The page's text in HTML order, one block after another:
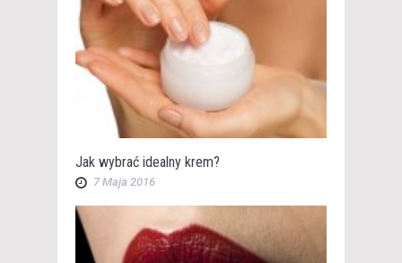
Jak wybrać idealny krem?
7 Maja 2016